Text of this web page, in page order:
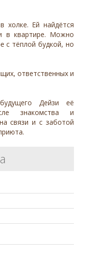
Ей найдётся
в квартире. Можно
с тёплой будкой, но
ответственных и
Дейзи её
знакомства и
связи и с заботой